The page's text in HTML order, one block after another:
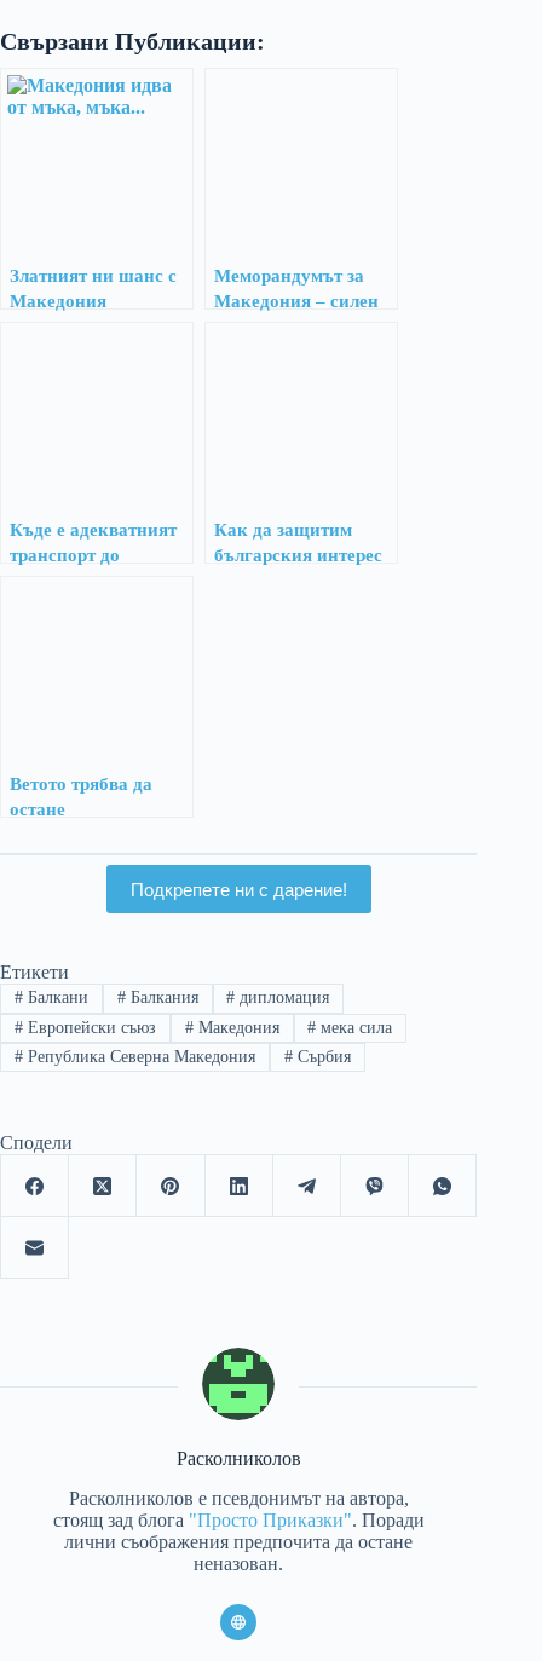
Свързани Публикации:
Златният ни шанс с
Македония
Меморандумът за
Македония – силен
Къде е адекватният
транспорт до
Как да защитим
българския интерес
Ветото трябва да
остане
Подкрепете ни с дарение!
Етикети
#Балкани #Балкания # дипломация
#Европейски съюз #Македония # мека сила
#Република Северна Македония #Сърбия
Сподели
Расколниколов
Расколниколов е псевдонимът на автора,
стоящ зад блога "Просто Приказки". Поради
лични съображения предпочита да остане
неназован.